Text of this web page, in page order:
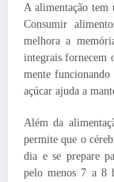
A alimentação tem
Consumir
melhora a
integrais fornecem
mente
açúcar ajuda a
Além da
permite que o
dia e se prepare
pelo menos 7 a 8